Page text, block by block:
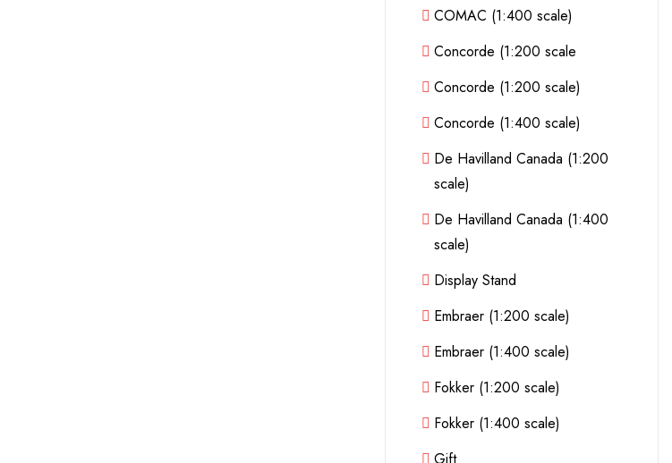
COMAC (1:400 scale)
Concorde (1:200 scale
Concorde (1:200 scale)
Concorde (1:400 scale)
De Havilland Canada (1:200
scale)
De Havilland Canada (1:400
scale)
Display Stand
Embraer (1:200 scale)
Embraer (1:400 scale)
Fokker (1:200 scale)
Fokker (1:400 scale)